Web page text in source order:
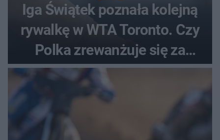
Iga Świątek poznała kolejną
rywalkę w WTA Toronto. Czy
Polka zrewanżuje się za
ostatnią porażkę?